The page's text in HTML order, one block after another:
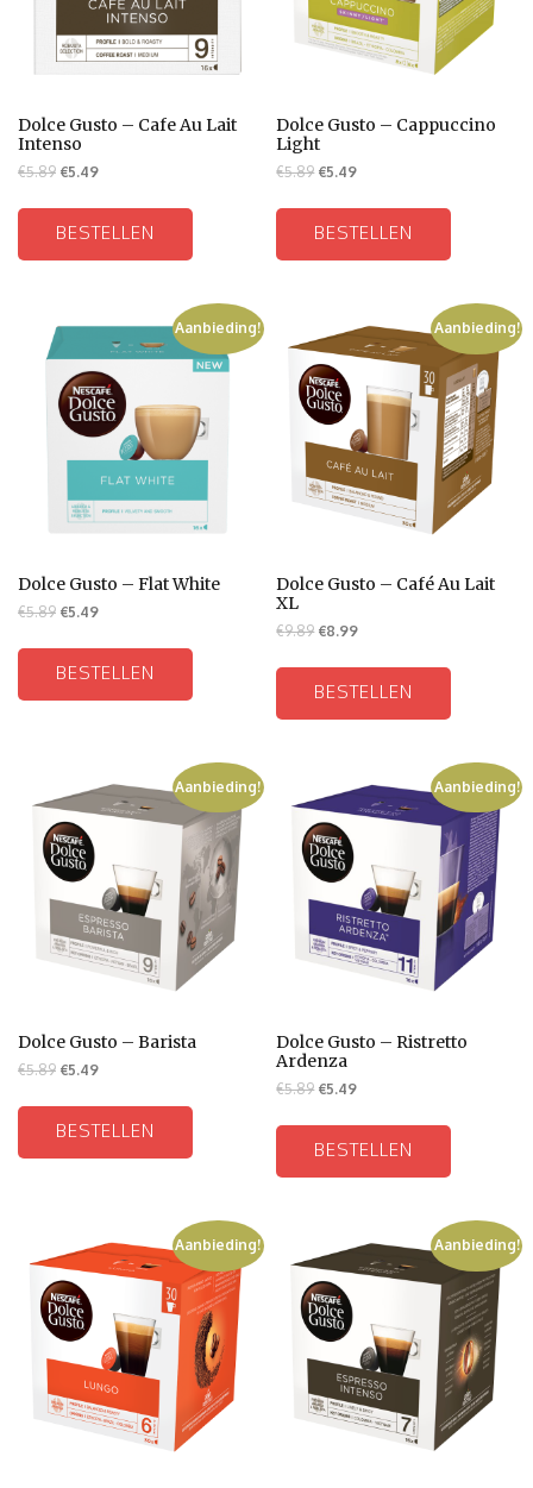
Dolce Gusto – Cafe Au Lait
Intenso
€5.89 €5.49
BESTELLEN
Dolce Gusto – Cappuccino
Light
€5.89 €5.49
BESTELLEN
Aanbieding!
Dolce Gusto – Flat White
€5.89 €5.49
BESTELLEN
Aanbieding!
Dolce Gusto – Café Au Lait
XL
€9.89 €8.99
BESTELLEN
Aanbieding!
Dolce Gusto – Barista
€5.89 €5.49
BESTELLEN
Aanbieding!
Dolce Gusto – Ristretto
Ardenza
€5.89 €5.49
BESTELLEN
Aanbieding! Aanbieding!